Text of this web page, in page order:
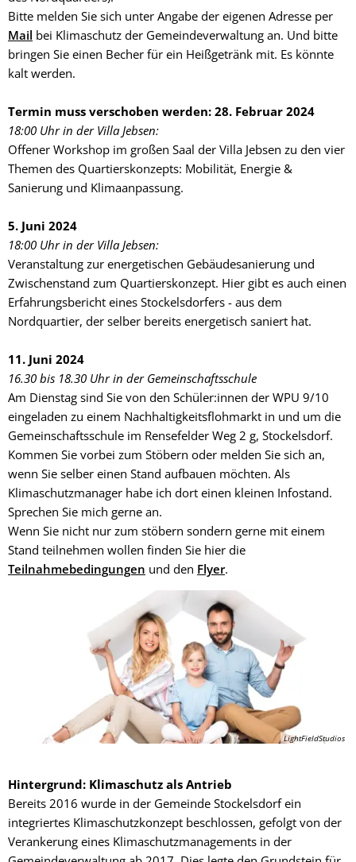
Bitte melden Sie sich unter Angabe der eigenen Adresse per
Mail bei Klimaschutz der Gemeindeverwaltung an. Und bitte
bringen Sie einen Becher für ein Heißgetränk mit. Es könnte
kalt werden.
Termin muss verschoben werden: 28. Februar 2024
18:00 Uhr in der Villa Jebsen:
Offener Workshop im großen Saal der Villa Jebsen zu den vier
Themen des Quartierskonzepts: Mobilität, Energie &
Sanierung und Klimaanpassung.
5. Juni 2024
18:00 Uhr in der Villa Jebsen:
Veranstaltung zur energetischen Gebäu­desanierung und
Zwischenstand zum Quartierskonzept. Hier gibt es auch einen
Erfahrungsbericht eines Stockels­dorfers - aus dem
Nordquartier, der selber bereits energetisch saniert hat.
11. Juni 2024
16.30 bis 18.30 Uhr in der Gemeinschaftsschule
Am Dienstag sind Sie von den Schüler:innen der WPU 9/10
eingeladen zu einem Nachhaltigkeitsflohmarkt in und um die
Gemeinschaftsschule im Rensefelder Weg 2 g, Stockelsdorf.
Kommen Sie vorbei zum Stöbern oder melden Sie sich an,
wenn Sie selber einen Stand aufbauen möchten. Als
Klimaschutzmanager habe ich dort einen kleinen Infostand.
Sprechen Sie mich gerne an.
Wenn Sie nicht nur zum stöbern sondern gerne mit einem
Stand teilnehmen wollen finden Sie hier die
Teilnahmebedingungen und den Flyer.
LightFieldStudios
Hintergrund: Klimaschutz als Antrieb
Bereits 2016 wurde in der Gemeinde Stockelsdorf ein
integriertes Klima­schutz­konzept beschlossen, gefolgt von der
Verankerung eines Klimaschutz­managements in der